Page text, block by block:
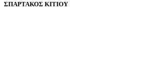
ΣΠΑΡΤΑΚΟΣ ΚΙΤΙΟΥ